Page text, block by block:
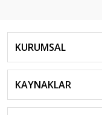
KURUMSAL
KAYNAKLAR